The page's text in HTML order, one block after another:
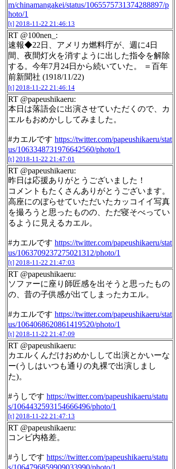
m/chinamangakei/status/1065575731374288897/p
hoto/1
[t] 2018-11-22 21:46:13
RT @100nen_:
速報◆22日、アメリカ燃料庁が、週に4日
間、夜間灯火を消すように出した指令を解除
する。今年7月24日から続いていた。 ＝百年
前新聞社 (1918/11/22)
[t] 2018-11-22 21:46:14
RT @papeushikaeru:
本日は落語会に出演させていただくので、カ
エルもおめかししてみました。
#カエルです https://twitter.com/papeushikaeru/stat
us/1063348731976642560/photo/1
[t] 2018-11-22 21:47:01
RT @papeushikaeru:
昨日は応援ありがとうございました！
コメントもたくさんありがとうございます。
高座にのぼらせていただいたカッコイイ写真
を撮ろうと思ったものの、ただ寝そべってい
るように見えるカエル。
#カエルです https://twitter.com/papeushikaeru/stat
us/1063709237275021312/photo/1
[t] 2018-11-22 21:47:03
RT @papeushikaeru:
ソファーに座り師匠感を出そうと思ったもの
の、昔の子供感が出てしまったカエル。
#カエルです https://twitter.com/papeushikaeru/stat
us/1064068620861419520/photo/1
[t] 2018-11-22 21:47:09
RT @papeushikaeru:
カエルくんだけおめかしして出演とかいーな
ー(うしはいつも通りの丸裸で出演しまし
た)。
#うしです https://twitter.com/papeushikaeru/statu
s/1064432593154666496/photo/1
[t] 2018-11-22 21:47:13
RT @papeushikaeru:
コンビ内格差。
#うしです https://twitter.com/papeushikaeru/statu